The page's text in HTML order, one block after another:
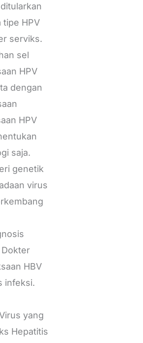
tipe HPV
serviks.
sel
HPV
dengan
HPV
saja.
genetik
virus
HBV
infeksi.
yang
Hepatitis